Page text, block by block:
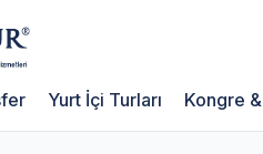
Yurt İçi Turları Kongre